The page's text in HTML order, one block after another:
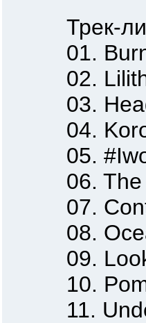
Трек-
01. Burn
02.
03.
04.
05.
06. The
07.
08.
09. Look
10.
11.